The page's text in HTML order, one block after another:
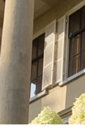
Lees meer over
Cluster 1:
gehandicapten)
Cluster 2:
Cluster 3: